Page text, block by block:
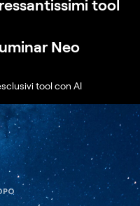
tool
Neo
tool con AI